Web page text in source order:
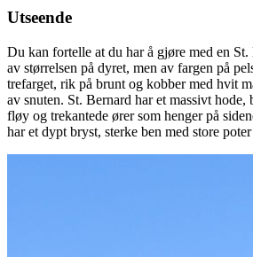
Utseende
Du kan fortelle at du har å gjøre med en
av størrelsen på dyret, men av fargen på
trefarget, rik på brunt og kobber med hvit
av snuten. St. Bernard har et massivt hode,
fløy og trekantede ører som henger på
har et dypt bryst, sterke ben med store